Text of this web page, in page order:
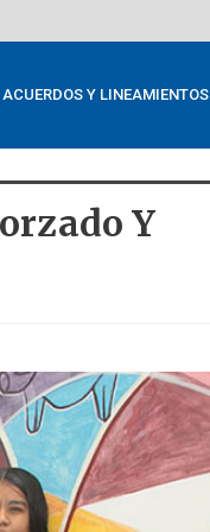
ACUERDOS Y LINEAMIENTOS
Y